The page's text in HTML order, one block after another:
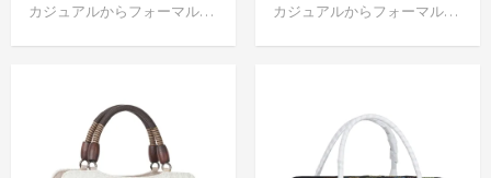
カジュアルからフォーマルまで カジュアルからフォーマルまで